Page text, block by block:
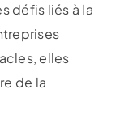
défis liés à la
elles
de la